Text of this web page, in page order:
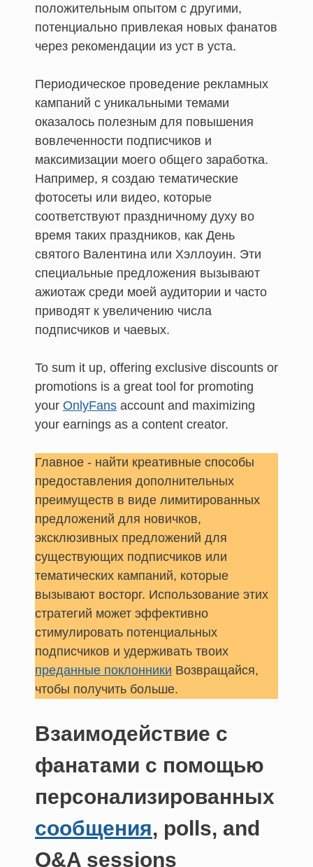
положительным опытом с другими,
потенциально привлекая новых фанатов
через рекомендации из уст в уста.
Периодическое проведение рекламных
кампаний с уникальными темами
оказалось полезным для повышения
вовлеченности подписчиков и
максимизации моего общего заработка.
Например, я создаю тематические
фотосеты или видео, которые
соответствуют праздничному духу во
время таких праздников, как День
святого Валентина или Хэллоуин. Эти
специальные предложения вызывают
ажиотаж среди моей аудитории и часто
приводят к увеличению числа
подписчиков и чаевых.
To sum it up, offering exclusive discounts or
promotions is a great tool for promoting
your OnlyFans account and maximizing
your earnings as a content creator.
Главное - найти креативные способы
предоставления дополнительных
преимуществ в виде лимитированных
предложений для новичков,
эксклюзивных предложений для
существующих подписчиков или
тематических кампаний, которые
вызывают восторг. Использование этих
стратегий может эффективно
стимулировать потенциальных
подписчиков и удерживать твоих
преданные поклонники Возвращайся,
чтобы получить больше.
Взаимодействие с
фанатами с помощью
персонализированных
сообщения, polls, and
Q&A sessions